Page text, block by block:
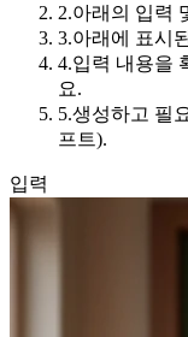
2.아래의 입력
3.아래에 표시
4.입력 내용을
요.
5.생성하고 필
프트).
입력